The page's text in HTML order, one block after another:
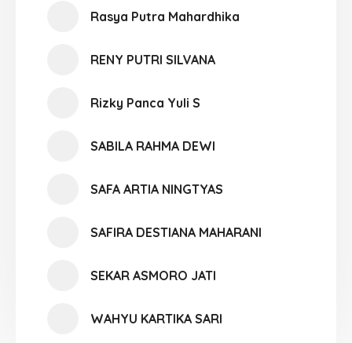
Rasya Putra Mahardhika
RENY PUTRI SILVANA
Rizky Panca Yuli S
SABILA RAHMA DEWI
SAFA ARTIA NINGTYAS
SAFIRA DESTIANA MAHARANI
SEKAR ASMORO JATI
WAHYU KARTIKA SARI